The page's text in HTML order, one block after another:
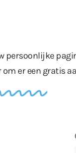
om er een gratis